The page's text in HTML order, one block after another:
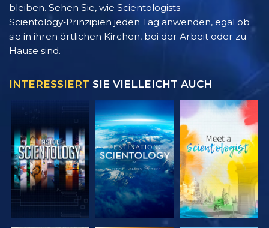
bleiben. Sehen Sie, wie Scientologists
Scientology‑Prinzipien jeden Tag anwenden, egal ob
sie in ihren örtlichen Kirchen, bei der Arbeit oder zu
Hause sind.
INTERESSIERT SIE VIELLEICHT AUCH